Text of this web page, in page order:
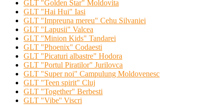
GLT "Golden Star" Moldovita
GLT "Hai Hui" Iasi
GLT "Impreuna mereu" Cehu Silvaniei
GLT "Lapusii" Valcea
GLT "Minion Kids" Tandarei
GLT "Phoenix" Codaesti
GLT "Picaturi albastre" Hodora
GLT "Portul Piratilor" Jurilovca
GLT "Super noi" Campulung Moldovenesc
GLT "Teen spirit" Cluj
GLT "Together" Berbesti
GLT "Vibe'' Viscri